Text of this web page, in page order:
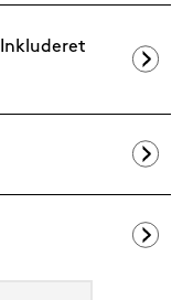
Inkluderet